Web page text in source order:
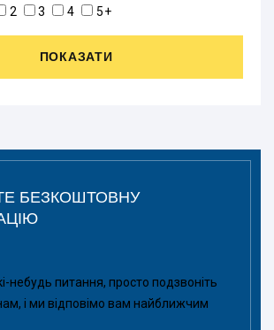
2 3 4 5+
ПОКАЗАТИ
БЕЗКОШТОВНУ
небудь питання, просто подзвоніть
і ми відповімо вам найближчим